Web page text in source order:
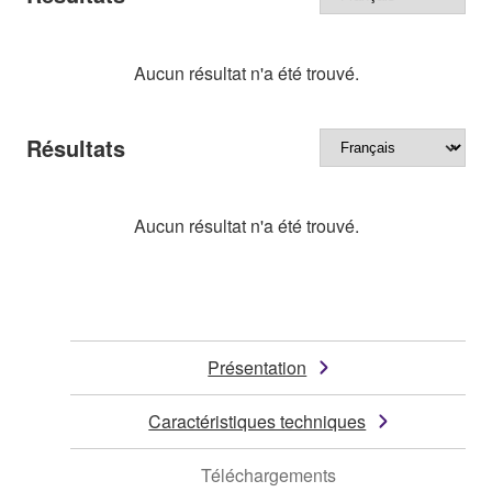
Aucun résultat n'a été trouvé.
Résultats
Aucun résultat n'a été trouvé.
Présentation
Caractéristiques techniques
Téléchargements